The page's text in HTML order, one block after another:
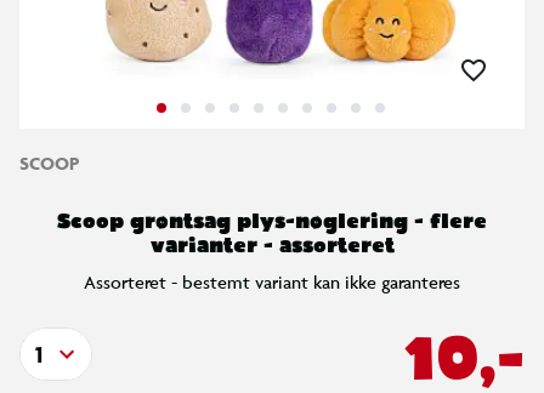
SCOOP
Scoop grøntsag plys-nøglering - flere
varianter - assorteret
Assorteret - bestemt variant kan ikke garanteres
10,-
1